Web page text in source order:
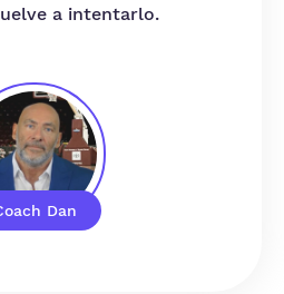
Dan
a intentarlo.